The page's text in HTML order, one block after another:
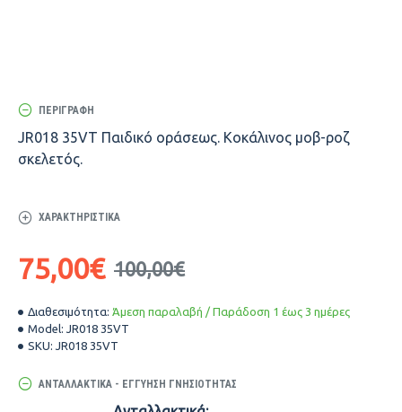
ΠΕΡΙΓΡΑΦΉ
JR018 35VT Παιδικό οράσεως. Κοκάλινος μοβ-ροζ
σκελετός.
ΧΑΡΑΚΤΗΡΙΣΤΙΚΆ
Διαθεσιμότητα: Άμεση παραλαβή / Παράδοση 1 έως 3 ημέρες
Model: JR018 35VT
SKU: JR018 35VT
75,00€ 100,00€
ΑΝΤΑΛΛΑΚΤΙΚΆ - ΕΓΓΎΗΣΗ ΓΝΗΣΙΌΤΗΤΑΣ